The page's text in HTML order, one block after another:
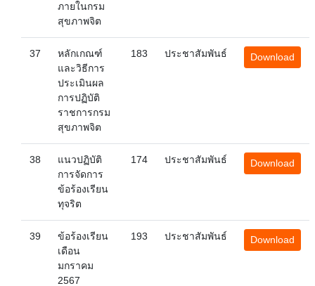
ภายในกรม
สุขภาพจิต
37
หลักเกณฑ์
และวิธีการ
ประเมินผล
การปฏิบัติ
ราชการกรม
สุขภาพจิต
183 ประชาสัมพันธ์ Download
38
แนวปฏิบัติ
การจัดการ
ข้อร้องเรียน
ทุจริต
174 ประชาสัมพันธ์ Download
39
ข้อร้องเรียน
เดือน
มกราคม
2567
193 ประชาสัมพันธ์ Download